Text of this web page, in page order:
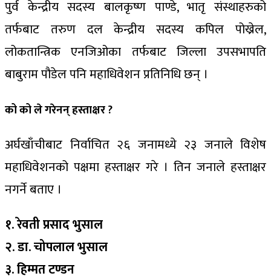
पुर्व केन्द्रीय सदस्य बालकृष्ण पाण्डे, भातृ संस्थाहरुको
तर्फबाट तरुण दल केन्द्रीय सदस्य कपिल पोख्रेल,
लोकतान्त्रिक एनजिओका तर्फबाट जिल्ला उपसभापति
बाबुराम पौडेल पनि महाधिवेशन प्रतिनिधि छन् ।
को को ले गरेनन् हस्ताक्षर ?
अर्घखाँचीबाट निर्वाचित २६ जनामध्ये २३ जनाले विशेष
महाधिवेशनको पक्षमा हस्ताक्षर गरे । तिन जनाले हस्ताक्षर
नगर्ने बताए ।
१. रेवती प्रसाद भुसाल
२. डा. चोपलाल भुसाल
३. हिम्मत टण्डन